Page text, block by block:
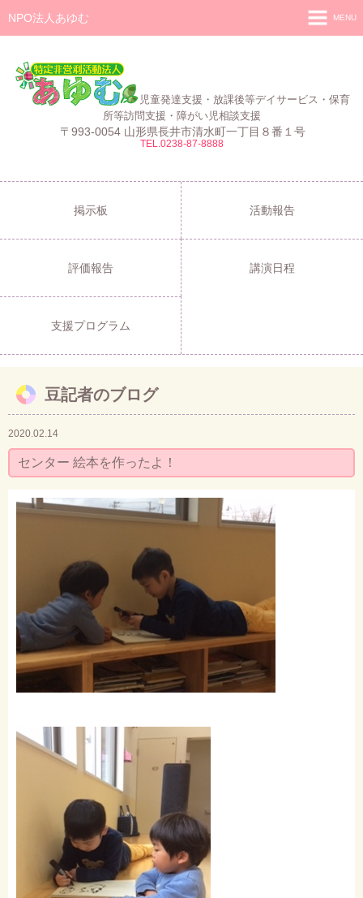
NPO法人あゆむ
児童発達支援・放課後等デイサービス・保育
所等訪問支援・障がい児相談支援
〒993-0054 山形県長井市清水町一丁目８番１号
TEL.0238-87-8888
MENU
施設紹介
あゆむZIBUN LABO
サービス内容
支援プログラム
ご利用について
採用情報
お問い合わせ
掲示板 活動報告
評価報告 講演日程
支援プログラム
豆記者のブログ
2020.02.14
センター 絵本を作ったよ！